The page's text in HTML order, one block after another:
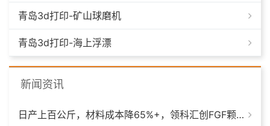
青岛3d打印-矿山球磨机
青岛3d打印-海上浮漂
新闻资讯
日产上百公斤，材料成本降65%+，领科汇创FGF颗粒料3D打印机